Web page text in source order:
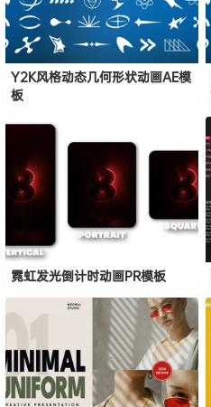
Y2K风格动态几何形状动画AE模
板
霓虹发光倒计时动画PR模板